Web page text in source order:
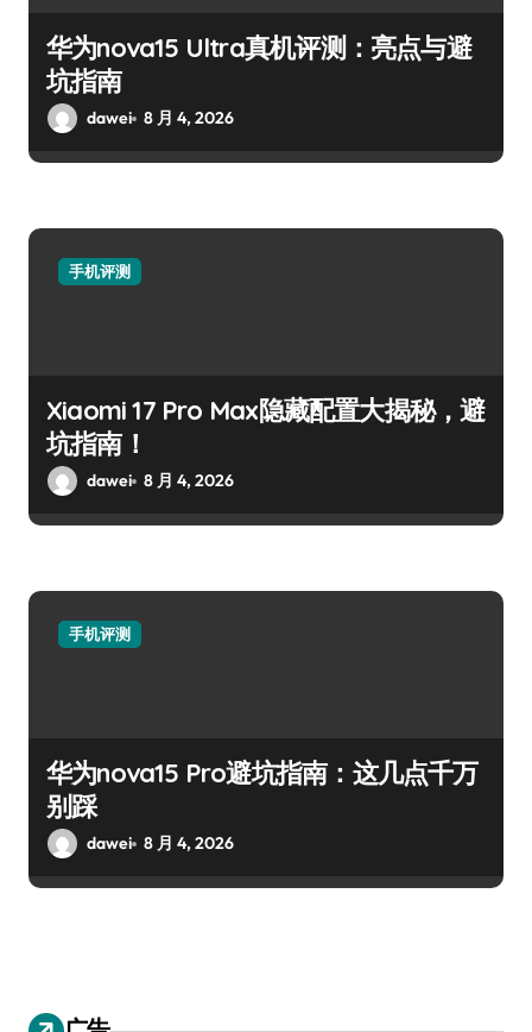
华为nova15 Ultra真机评测：亮点与避
坑指南
dawei 8 月 4, 2026
手机评测
Xiaomi 17 Pro Max隐藏配置大揭秘，避
坑指南！
dawei 8 月 4, 2026
手机评测
华为nova15 Pro避坑指南：这几点千万
别踩
dawei 8 月 4, 2026